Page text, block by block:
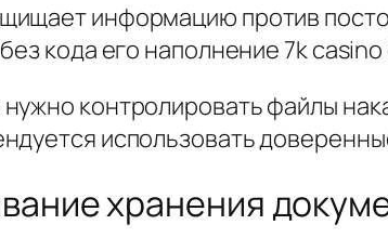
информацию против
кода его наполнение 7k
контролировать файлы
использовать
хранения